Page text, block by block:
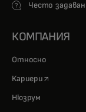
Често
КОМПАНИЯ
Относно
Кариери opens in a
Нюзрум